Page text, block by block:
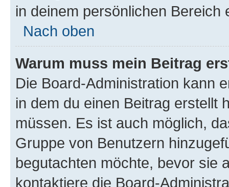
in deinem persönlichen Bereich
Nach oben
Warum muss mein Beitrag
Die Board-Administration kann
in dem du einen Beitrag erstellt
müssen. Es ist auch möglich,
Gruppe von Benutzern
begutachten möchte, bevor sie
kontaktiere die Board-